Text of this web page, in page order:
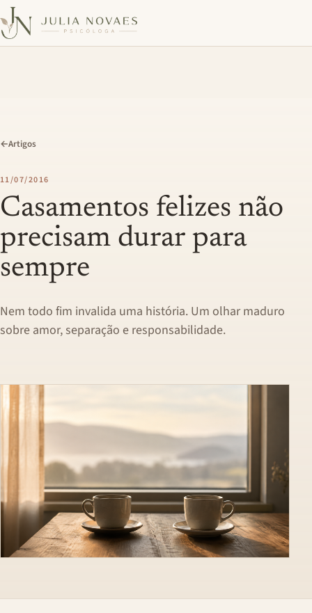
←Artigos
11/07/2016
Casamentos felizes não
precisam durar para
sempre
Nem todo fim invalida uma história. Um olhar maduro
sobre amor, separação e responsabilidade.